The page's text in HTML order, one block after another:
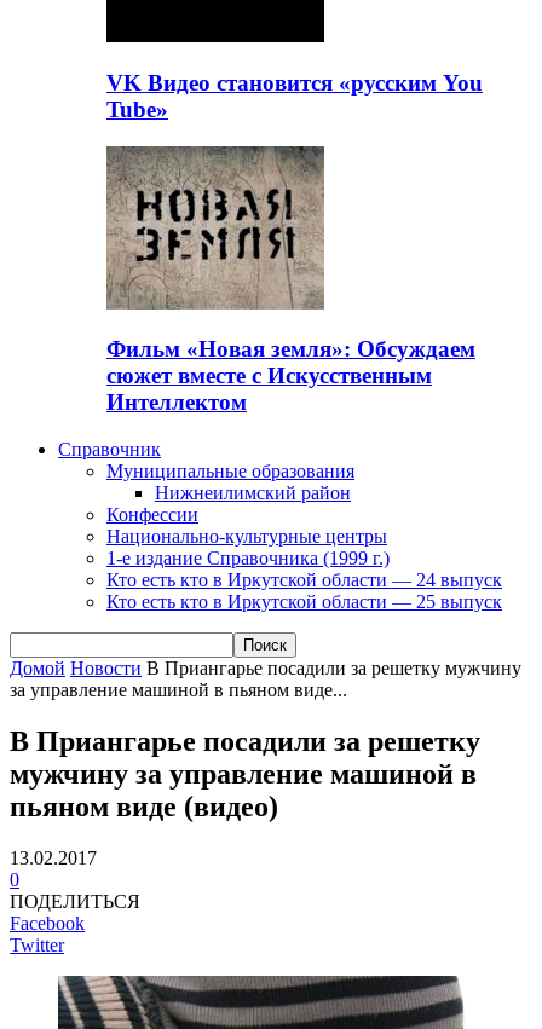
VK Видео становится «русским You
Tube»
Фильм «Новая земля»: Обсуждаем
сюжет вместе с Искусственным
Интеллектом
Справочник
Муниципальные образования
Нижнеилимский район
Конфессии
Национально-культурные центры
1-е издание Справочника (1999 г.)
Кто есть кто в Иркутской области — 24 выпуск
Кто есть кто в Иркутской области — 25 выпуск
Домой Новости В Приангарье посадили за решетку мужчину
за управление машиной в пьяном виде...
В Приангарье посадили за решетку
мужчину за управление машиной в
пьяном виде (видео)
13.02.2017
0
ПОДЕЛИТЬСЯ
Facebook
Twitter